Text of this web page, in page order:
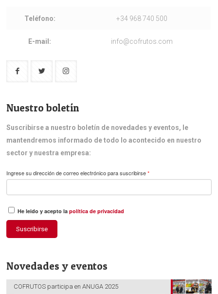
Teléfono: +34 968 740 500
E-mail: info@cofrutos.com
Nuestro boletín
Suscribirse a nuestro boletín de novedades y eventos, le
mantendremos informado de todo lo acontecido en nuestro
sector y nuestra empresa:
Ingrese su dirección de correo electrónico para suscribirse*
He leido y acepto lapolítica de privacidad
Suscribirse
Novedades y eventos
COFRUTOS participa en ANUGA 2025